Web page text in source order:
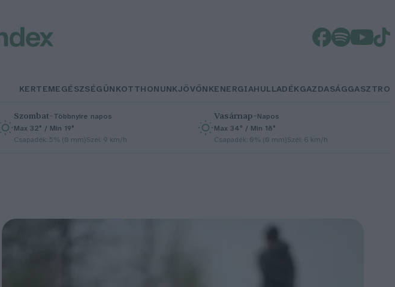
KERTEMEGÉSZSÉGÜNKOTTHONUNKJÖVŐNKENERGIAHULLADÉKGAZDASÁGGASZTRO
Szombat–Többnyire napos
Max 32° / Min 19°
Csapadék: 5% (0 mm)Szél: 9 km/h
Vasárnap–Napos
Max 34° / Min 18°
Csapadék: 0% (0 mm)Szél: 6 km/h